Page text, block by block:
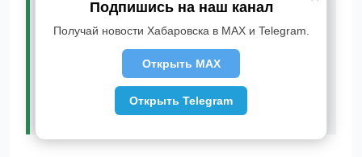
для движения транспорта. При
реконструкции дороги предусмотрены
работы по устройству водопропускных труб
через проезжую часть, в связи с этим будет
временно ограничено дорожное движение на
конкретных участках, с обязательной
организацией объездных путей», - сообщили в
городском управлении дорог и внешнего
Подпишись на наш канал
Получай новости Хабаровска в MAX и Telegram.
Открыть MAX
Открыть Telegram